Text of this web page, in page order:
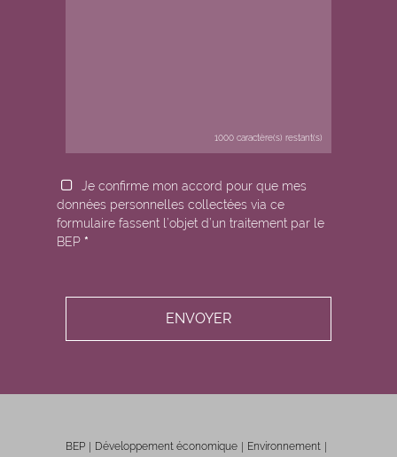
1000 caractère(s) restant(s)
Je confirme mon accord pour que mes
données personnelles collectées via ce
formulaire fassent l’objet d’un traitement par le
BEP *
BEP Développement économique
Environnement